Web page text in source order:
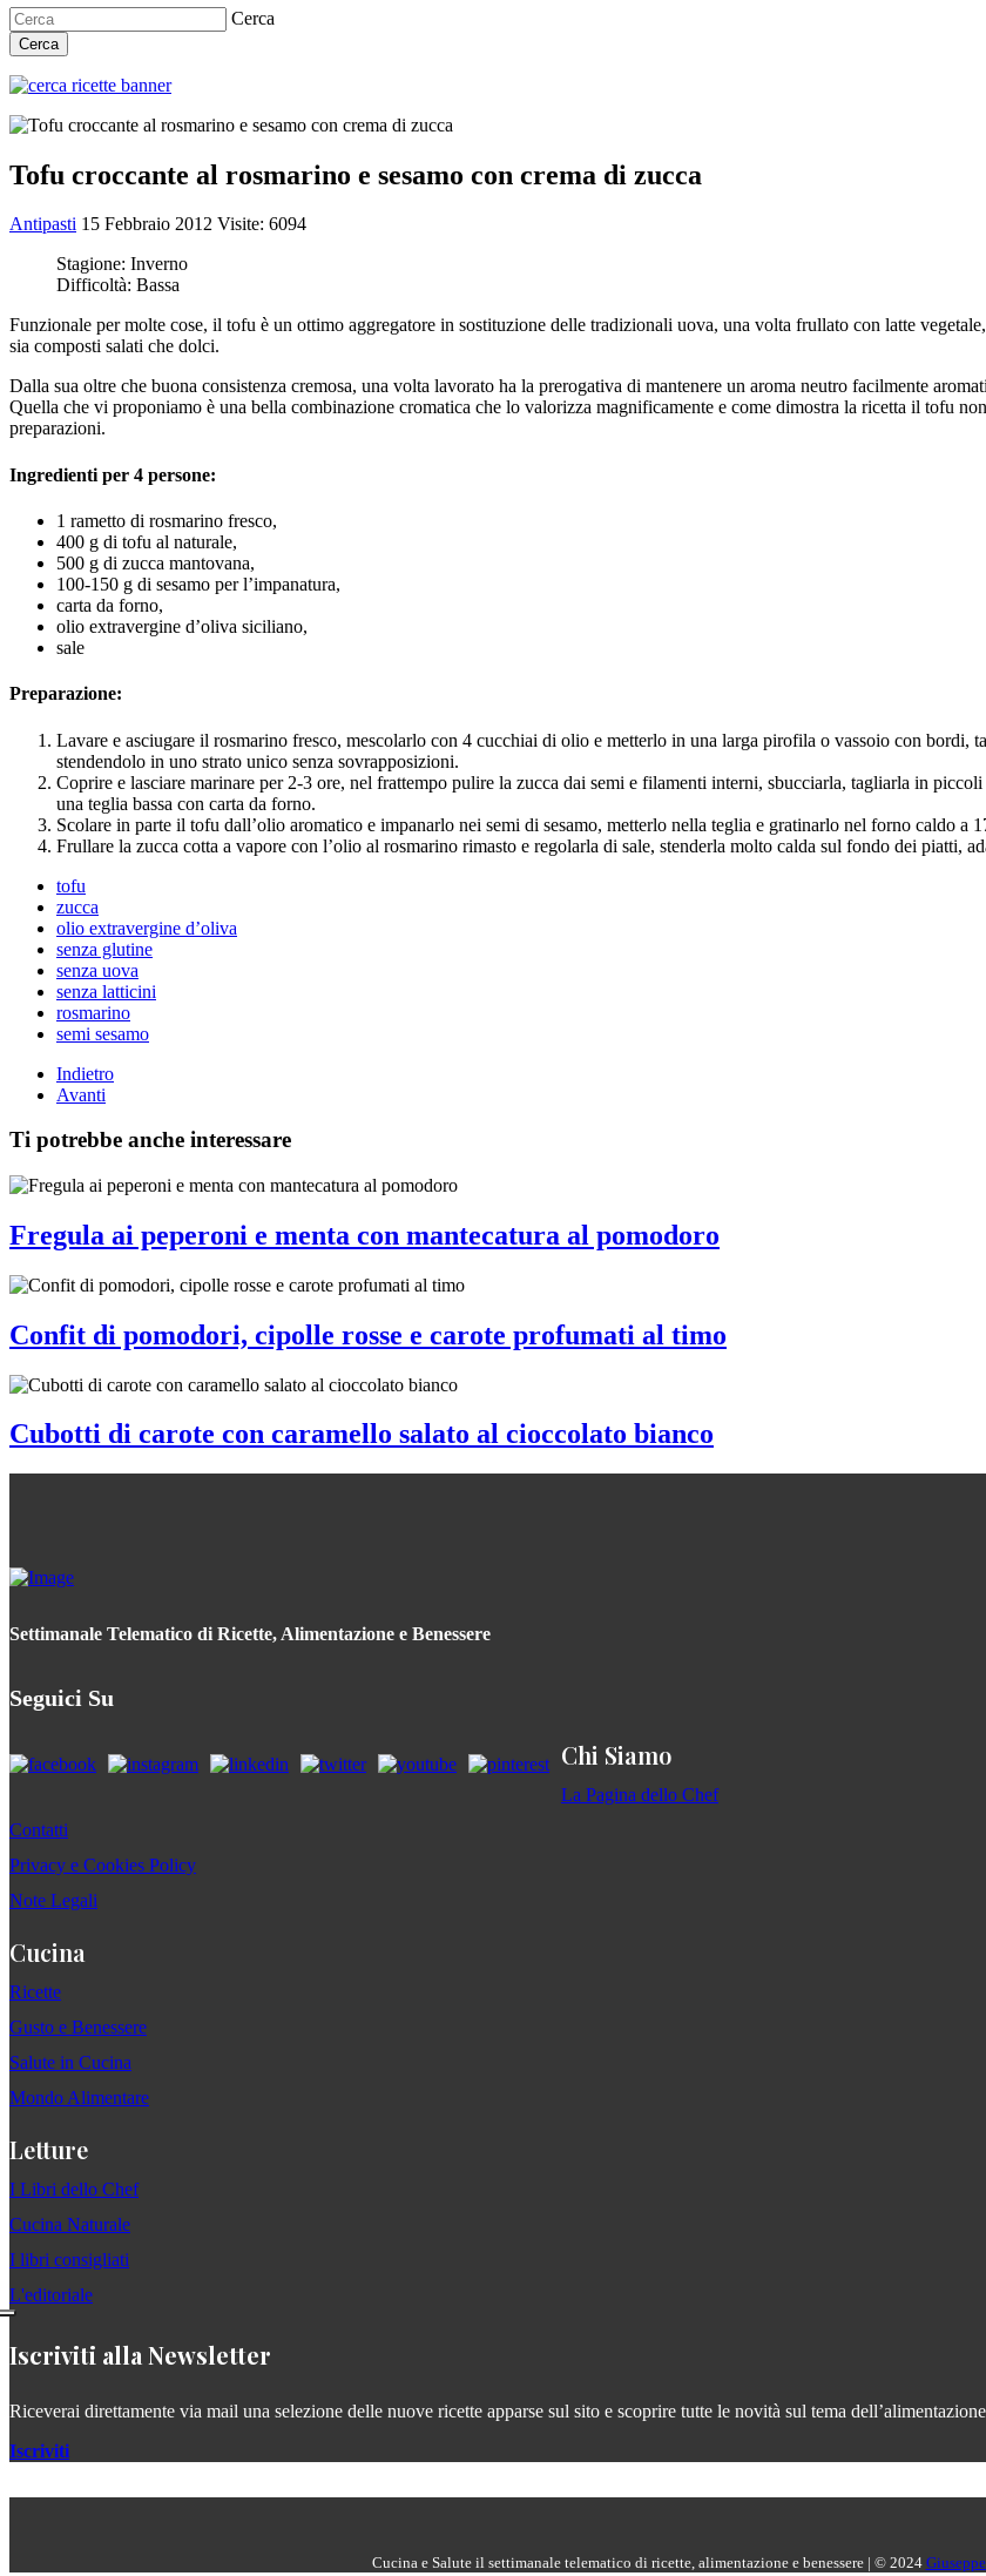
Cerca
Cerca
Tofu croccante al rosmarino e sesamo con crema di zucca
Antipasti 15 Febbraio 2012 Visite: 6094
Stagione: Inverno
Difficoltà: Bassa
Funzionale per molte cose, il tofu è un ottimo aggregatore in sostituzione delle tradizionali uova, una volta frullato con latte
sia composti salati che dolci.
Dalla sua oltre che buona consistenza cremosa, una volta lavorato ha la prerogativa di mantenere un aroma neutro facilmente
Quella che vi proponiamo è una bella combinazione cromatica che lo valorizza magnificamente e come dimostra la ricetta il tofu
preparazioni.
Ingredienti per 4 persone:
1 rametto di rosmarino fresco,
400 g di tofu al naturale,
500 g di zucca mantovana,
100-150 g di sesamo per l’impanatura,
carta da forno,
olio extravergine d’oliva siciliano,
sale
Preparazione:
Lavare e asciugare il rosmarino fresco, mescolarlo con 4 cucchiai di olio e metterlo in una larga pirofila o vassoio con bordi,
stendendolo in uno strato unico senza sovrapposizioni.
Coprire e lasciare marinare per 2-3 ore, nel frattempo pulire la zucca dai semi e filamenti interni, sbucciarla, tagliarla in
una teglia bassa con carta da forno.
Scolare in parte il tofu dall’olio aromatico e impanarlo nei semi di sesamo, metterlo nella teglia e gratinarlo nel forno caldo a
Frullare la zucca cotta a vapore con l’olio al rosmarino rimasto e regolarla di sale, stenderla molto calda sul fondo dei piatti,
tofu
zucca
olio extravergine d’oliva
senza glutine
senza uova
senza latticini
rosmarino
semi sesamo
Indietro
Avanti
Ti potrebbe anche interessare
Fregula ai peperoni e menta con mantecatura al pomodoro
Confit di pomodori, cipolle rosse e carote profumati al timo
Cubotti di carote con caramello salato al cioccolato bianco
Settimanale Telematico di Ricette, Alimentazione e Benessere
Seguici Su
Chi Siamo
La Pagina dello Chef
Contatti
Privacy e Cookies Policy
Note Legali
Cucina
Ricette
Gusto e Benessere
Salute in Cucina
Mondo Alimentare
Letture
I Libri dello Chef
Cucina Naturale
I libri consigliati
L'editoriale
Iscriviti alla Newsletter
Riceverai direttamente via mail una selezione delle nuove ricette apparse sul sito e scoprire tutte le novità sul tema
Iscriviti
Cucina e Salute il settimanale telematico di ricette, alimentazione e benessere | © 2024